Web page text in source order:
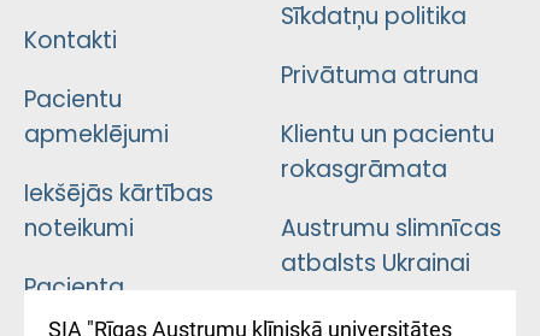
Kontakti
Pacientu
apmeklējumi
Iekšējās kārtības
noteikumi
Pacienta
atsauksmju/sūdzību
Sīkdatņu politika
Privātuma atruna
Klientu un pacientu
rokasgrāmata
Austrumu slimnīcas
atbalsts Ukrainai
Підтримка Східної
SIA "Rīgas Austrumu klīniskā universitātes